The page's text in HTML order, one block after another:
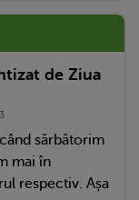
de Ziua
sărbătorim
mai în
respectiv. Așa